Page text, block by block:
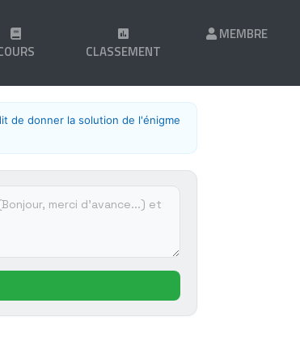
CLASSEMENT
MEMBRE
de donner la solution de l'énigme